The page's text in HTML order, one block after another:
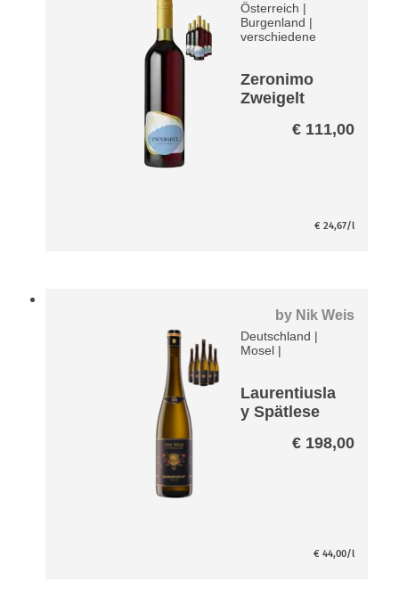
Österreich |
Burgenland |
verschiedene
Zeronimo
Zweigelt
entalkoholisi
€111,00
€ 24,67/l
by Nik Weis
Deutschland |
Mosel |
Laurentiusla
y Spätlese
Große Lage
€198,00
€ 44,00/l